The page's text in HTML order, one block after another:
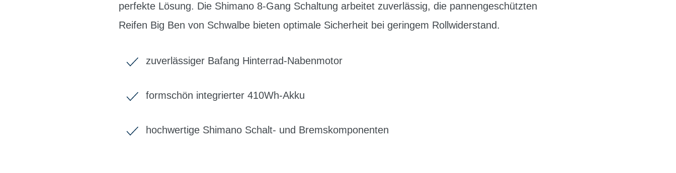
perfekte Lösung. Die Shimano 8-Gang Schaltung arbeitet zuverlässig, die pannengeschützten
Reifen Big Ben von Schwalbe bieten optimale Sicherheit bei geringem Rollwiderstand.
zuverlässiger Bafang Hinterrad-Nabenmotor
formschön integrierter 410Wh-Akku
hochwertige Shimano Schalt- und Bremskomponenten